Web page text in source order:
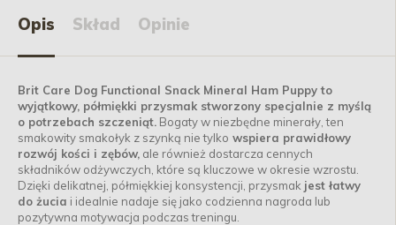
Opis Skład Opinie
Brit Care Dog Functional Snack Mineral Ham Puppy to
wyjątkowy, półmiękki przysmak stworzony specjalnie z myślą
o potrzebach szczeniąt. Bogaty w niezbędne minerały, ten
smakowity smakołyk z szynką nie tylko wspiera prawidłowy
rozwój kości i zębów, ale również dostarcza cennych
składników odżywczych, które są kluczowe w okresie wzrostu.
Dzięki delikatnej, półmiękkiej konsystencji, przysmak jest łatwy
do żucia i idealnie nadaje się jako codzienna nagroda lub
pozytywna motywacja podczas treningu.